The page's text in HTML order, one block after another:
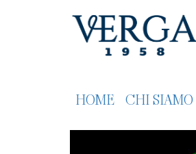
HOME CHI SIAMO